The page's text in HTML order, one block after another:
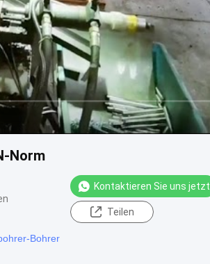
Norm
Kontaktieren Sie uns jetzt
Teilen
Bohrer